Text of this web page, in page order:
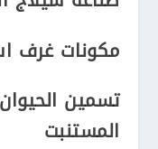
مكونات غرف
تسمين
المستنبت